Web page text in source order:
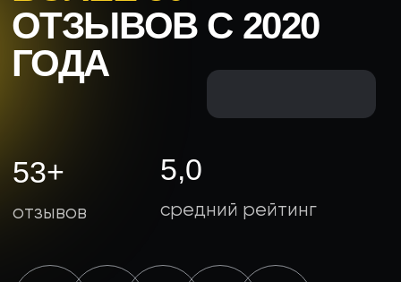
+7 (996) 127-63-77
Телефон
Вся представленная на данном сайте информация
носит исключительно информационный характер
на данном сайте информация может быть изменена
Разработка сайта
Работаю на УСН